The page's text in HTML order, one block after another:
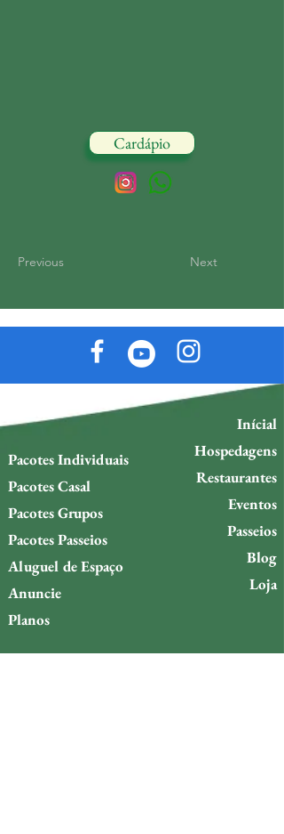
Cardápio
Previous Next
Pacotes Individuais
Pacotes Casal
Pacotes Grupos
Pacotes Passeios
Aluguel de Espaço
Anuncie
Planos
Inícial
Hospedagens
Restaurantes
Eventos
Passeios
Blog
Loja